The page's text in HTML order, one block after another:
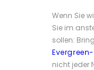
Wenn Sie
Sie im
sollen:
nicht jeder